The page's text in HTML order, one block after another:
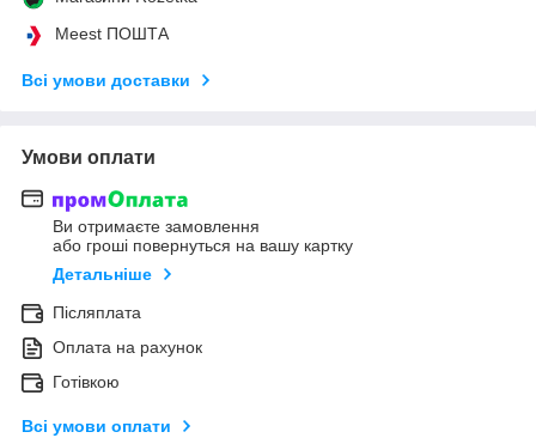
Meest ПОШТА
Всі умови доставки
Умови оплати
Ви отримаєте замовлення
або гроші повернуться на вашу картку
Детальніше
Післяплата
Оплата на рахунок
Готівкою
Всі умови оплати